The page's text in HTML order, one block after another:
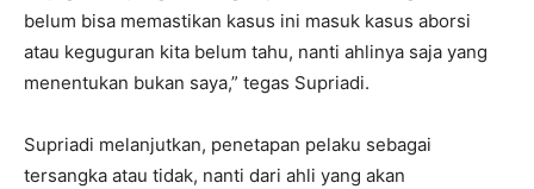
belum bisa memastikan kasus ini masuk kasus aborsi
atau keguguran kita belum tahu, nanti ahlinya saja yang
menentukan bukan saya,” tegas Supriadi.
Supriadi melanjutkan, penetapan pelaku sebagai
tersangka atau tidak, nanti dari ahli yang akan